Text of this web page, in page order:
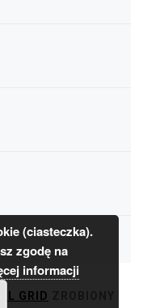
GRID
(ciasteczka).
zgodę na
informacji